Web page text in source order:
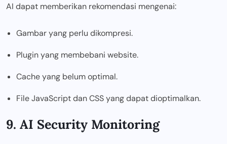
AI dapat memberikan rekomendasi mengenai:
Gambar yang perlu dikompresi.
Plugin yang membebani website.
Cache yang belum optimal.
File JavaScript dan CSS yang dapat dioptimalkan.
9. AI Security Monitoring